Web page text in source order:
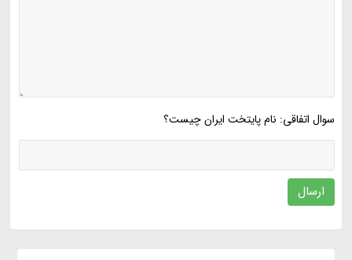
سوال اتفاقی: نام پایتخت ایران چیست؟
ارسال